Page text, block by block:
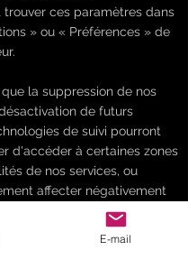
ces paramètres dans
» ou « Préférences » de
la suppression de nos
de futurs
de suivi pourront
d'accéder à certaines zones
de nos services, ou
affecter négativement
d'utilisateur.
peuvent être utiles, ou
E-mail